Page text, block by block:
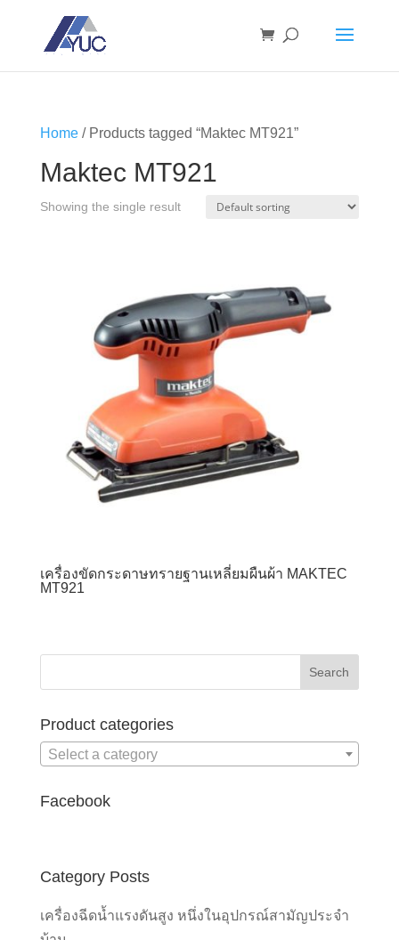
Home/ Products tagged “Maktec MT921”
Maktec MT921
Showing the single result
เครื่องขัดกระดาษทรายฐานเหลี่ยมผืนผ้า MAKTEC
MT921
Product categories
Select a category
Facebook
Category Posts
เครื่องฉีดน้ำแรงดันสูง หนึ่งในอุปกรณ์สามัญประจำ